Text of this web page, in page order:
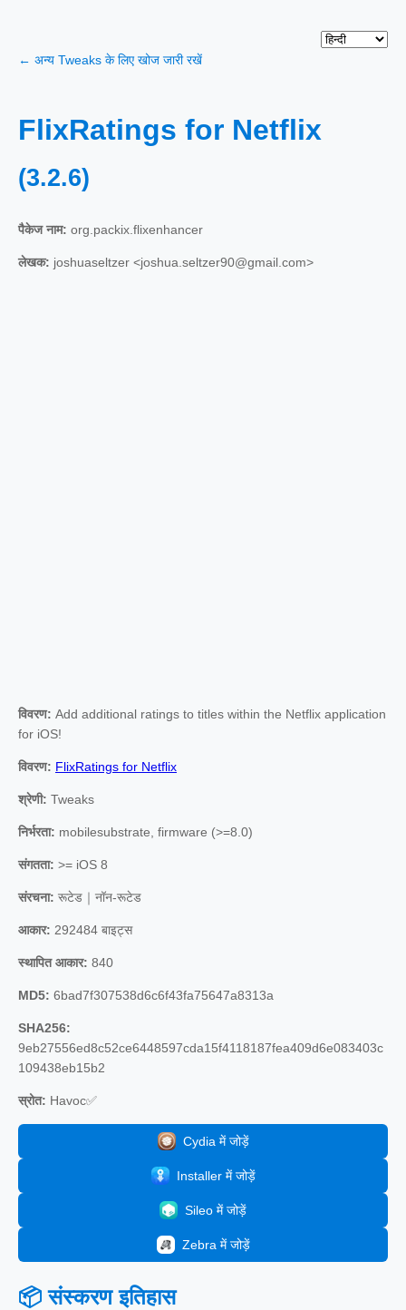
← अन्य Tweaks के लिए खोज जारी रखें
FlixRatings for Netflix
(3.2.6)
पैकेज नाम: org.packix.flixenhancer
लेखक: joshuaseltzer <joshua.seltzer90@gmail.com>
विवरण: Add additional ratings to titles within the Netflix application
for iOS!
विवरण: FlixRatings for Netflix
श्रेणी: Tweaks
निर्भरता: mobilesubstrate, firmware (>=8.0)
संगतता: >= iOS 8
संरचना: रूटेड｜नॉन-रूटेड
आकार: 292484 बाइट्स
स्थापित आकार: 840
MD5: 6bad7f307538d6c6f43fa75647a8313a
SHA256:
9eb27556ed8c52ce6448597cda15f4118187fea409d6e083403c
109438eb15b2
स्रोत: Havoc✅
Cydia में जोड़ें
Installer में जोड़ें
Sileo में जोड़ें
Zebra में जोड़ें
📦 संस्करण इतिहास